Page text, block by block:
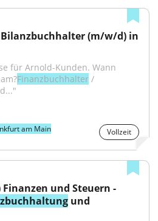
(m/w/d) in
für Arnold-Kunden. Wann
Finanzbuchhalter /
am Main Vollzeit
und Steuern -
und